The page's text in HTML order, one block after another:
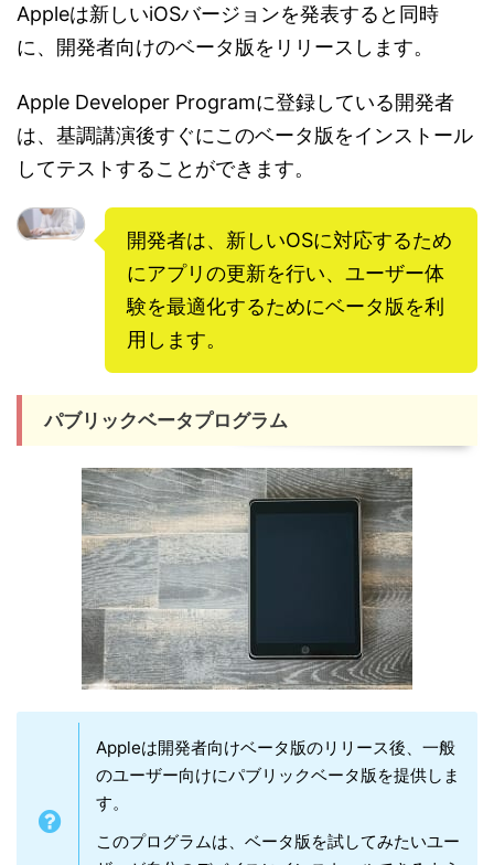
Appleは新しいiOSバージョンを発表すると同時
に、開発者向けのベータ版をリリースします。
Apple Developer Programに登録している開発者
は、基調講演後すぐにこのベータ版をインストール
してテストすることができます。
開発者は、新しいOSに対応するため
にアプリの更新を行い、ユーザー体
験を最適化するためにベータ版を利
用します。
パブリックベータプログラム
Appleは開発者向けベータ版のリリース後、一般
のユーザー向けにパブリックベータ版を提供しま
す。
このプログラムは、ベータ版を試してみたいユー